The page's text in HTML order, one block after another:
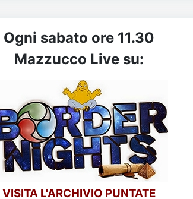
Ogni sabato ore 11.30
Mazzucco Live su:
VISITA L'ARCHIVIO PUNTATE